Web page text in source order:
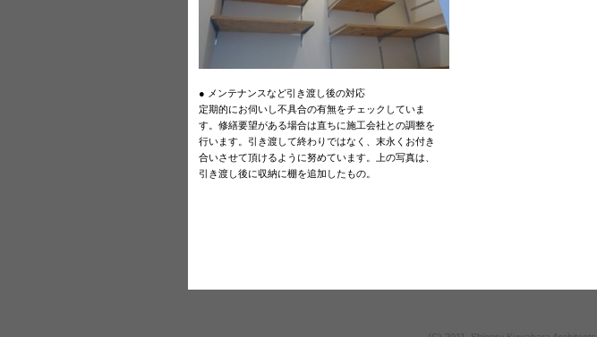
● メンテナンスなど引き渡し後の対応
定期的にお伺いし不具合の有無をチェックしていま
す。修繕要望がある場合は直ちに施工会社との調整を
行います。引き渡して終わりではなく、末永くお付き
合いさせて頂けるように努めています。上の写真は、
引き渡し後に収納に棚を追加したもの。